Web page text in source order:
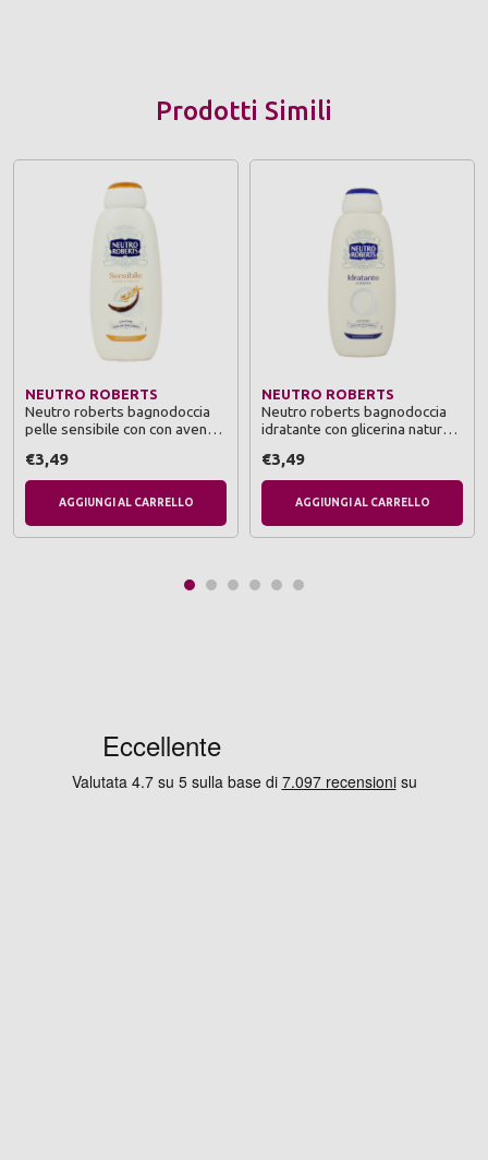
Prodotti Simili
NEUTRO ROBERTS
Neutro roberts bagnodoccia
pelle sensibile con con avena e
€3,49
AGGIUNGI AL CARRELLO
NEUTRO ROBERTS
Neutro roberts bagnodoccia
idratante con glicerina naturale
€3,49
AGGIUNGI AL CARRELLO